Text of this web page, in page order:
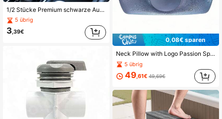
1/2 Stücke Premium schwarze Auto-Innenraum-Reinigungsbürste, praktische Staubbürste, geeignet für Auto-Armaturenbrett, Lüftungsschlitze, Innenraum-Spalten Tiefenreinigung
5 übrig
3,39€
0,08€ sparen
Neck Pillow with Logo Passion Spas, Jazzi, Wellis, EVA251, Charcoal-
5 übrig
49,61€ 49,69€